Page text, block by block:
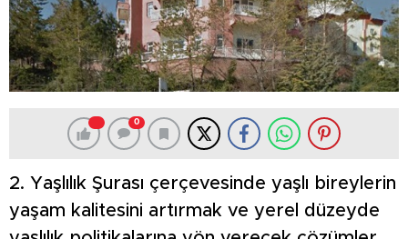
0
2. Yaşlılık Şurası çerçevesinde yaşlı bireylerin
yaşam kalitesini artırmak ve yerel düzeyde